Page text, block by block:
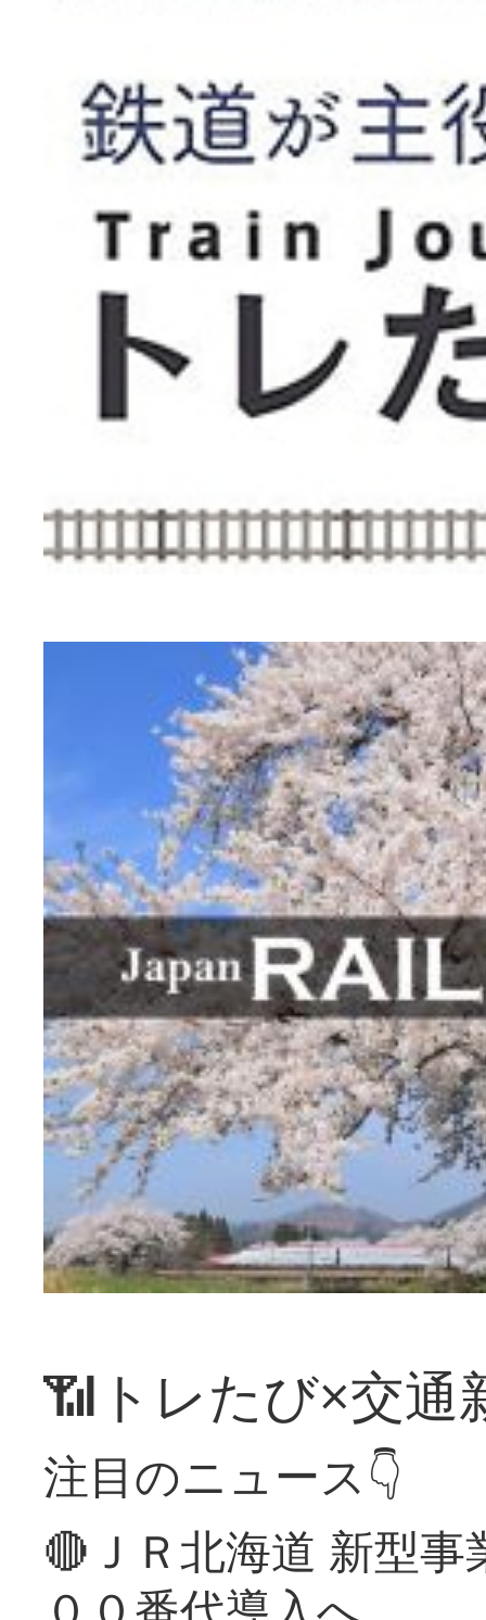
📶トレたび×交通
注目のニュース👇
🔴ＪＲ北海道 新型